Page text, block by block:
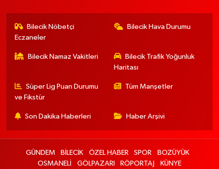
Bilecik Nöbetçi
Eczaneler
Bilecik Hava Durumu
Bilecik Namaz Vakitleri
Bilecik Trafik Yoğunluk
Haritası
Süper Lig Puan Durumu
ve Fikstür
Tüm Manşetler
Son Dakika Haberleri Haber Arşivi
GÜNDEM BİLECİK ÖZEL HABER SPOR
BOZÜYÜK
OSMANELİ
GÖLPAZARI RÖPORTAJ KÜNYE